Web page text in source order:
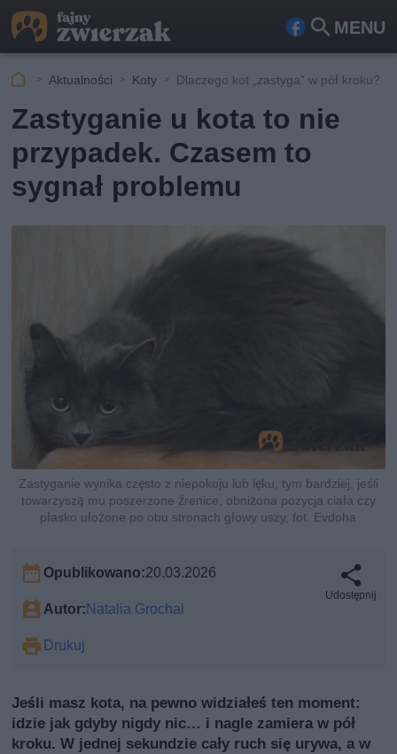
MENU
Fa
ook
Szu
Aktualności Koty Dlaczego kot „zastyga” w pół kroku?
Zastyganie u kota to nie
przypadek. Czasem to
sygnał problemu
Zastyganie wynika często z niepokoju lub lęku, tym bardziej, jeśli
towarzyszą mu poszerzone źrenice, obniżona pozycja ciała czy
płasko ułożone po obu stronach głowy uszy, fot. Evdoha
Opublikowano:20.03.2026
Autor: Natalia Grochal
Drukuj
Udostępnij
Jeśli masz kota, na pewno widziałeś ten moment:
idzie jak gdyby nigdy nic… i nagle zamiera w pół
kroku. W jednej sekundzie cały ruch się urywa, a w